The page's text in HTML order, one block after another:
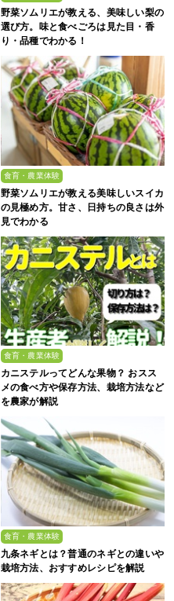
野菜ソムリエが教える、美味しい梨の
選び方。味と食べごろは見た目・香
り・品種でわかる！
食育・農業体験
野菜ソムリエが教える美味しいスイカ
の見極め方。甘さ、日持ちの良さは外
見でわかる
食育・農業体験
カニステルってどんな果物？ おスス
メの食べ方や保存方法、栽培方法など
を農家が解説
食育・農業体験
九条ネギとは？普通のネギとの違いや
栽培方法、おすすめレシピを解説